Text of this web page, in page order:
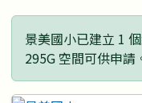
景美國小已建立 1
295G 空間可供申請